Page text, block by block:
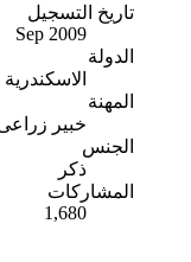
تاريخ التسجيل
Sep 2009
الدولة
المهنة
خبير
الجنس
ذكر
المشاركات
1,680